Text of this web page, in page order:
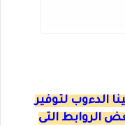
الدءوب لتوفير
الروابط التى